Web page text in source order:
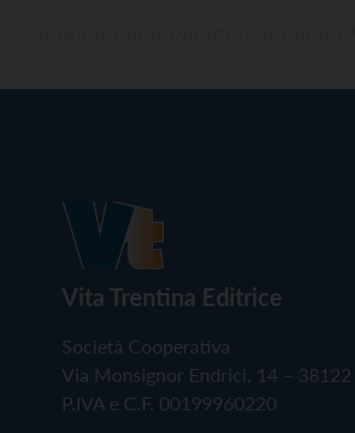
Vita Trentina Editrice
Società Cooperativa
Via Monsignor Endrici, 14 – 38122
P.IVA e C.F. 00199960220